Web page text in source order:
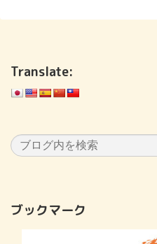
Translate:
ブックマーク